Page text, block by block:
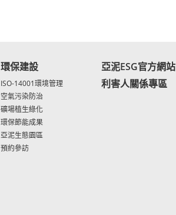
環保建設
ISO-14001環境管理
空氣污染防治
礦場植生綠化
環保節能成果
亞泥生態園區
預約參訪
亞泥ESG官方網站
利害人關係專區